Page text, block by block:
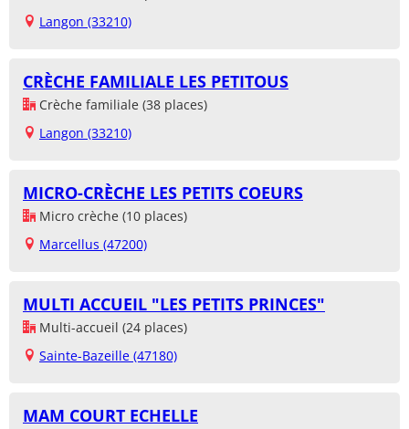
Langon (33210)
CRÈCHE FAMILIALE LES PETITOUS
Crèche familiale (38 places)
Langon (33210)
MICRO-CRÈCHE LES PETITS COEURS
Micro crèche (10 places)
Marcellus (47200)
MULTI ACCUEIL "LES PETITS PRINCES"
Multi-accueil (24 places)
Sainte-Bazeille (47180)
MAM COURT ECHELLE